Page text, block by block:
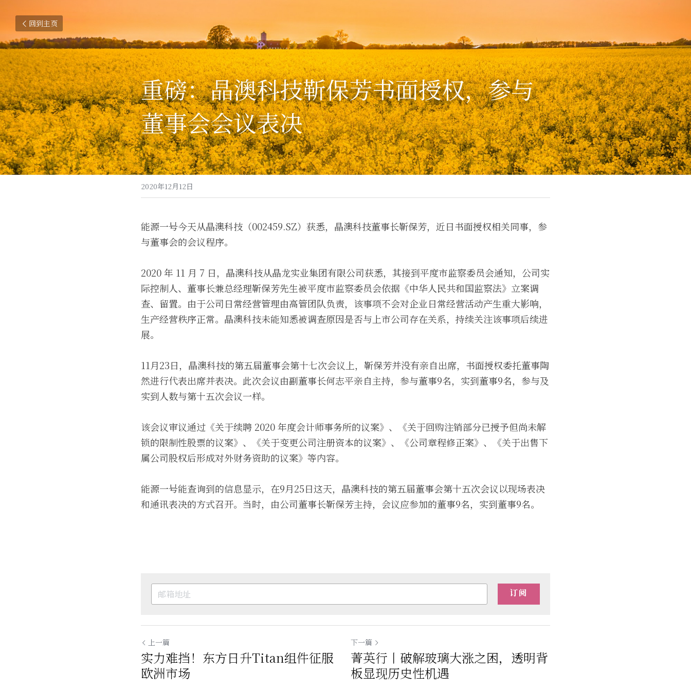
回到主页
重磅：晶澳科技靳保芳书面授权，参与
董事会会议表决
2020年12月12日
能源一号今天从晶澳科技（002459.SZ）获悉，晶澳科技董事长靳保芳，近日书面授权相关同事，参
与董事会的会议程序。
2020 年 11 月 7 日，晶澳科技从晶龙实业集团有限公司获悉，其接到平度市监察委员会通知，公司实
际控制人、董事长兼总经理靳保芳先生被平度市监察委员会依据《中华人民共和国监察法》立案调
查、留置。由于公司日常经营管理由高管团队负责，该事项不会对企业日常经营活动产生重大影响，
生产经营秩序正常。晶澳科技未能知悉被调查原因是否与上市公司存在关系，持续关注该事项后续进
展。
11月23日，晶澳科技的第五届董事会第十七次会议上，靳保芳并没有亲自出席，书面授权委托董事陶
然进行代表出席并表决。此次会议由副董事长何志平亲自主持，参与董事9名，实到董事9名，参与及
实到人数与第十五次会议一样。
该会议审议通过《关于续聘 2020 年度会计师事务所的议案》、《关于回购注销部分已授予但尚未解
锁的限制性股票的议案》、《关于变更公司注册资本的议案》、《公司章程修正案》、《关于出售下
属公司股权后形成对外财务资助的议案》等内容。
能源一号能查询到的信息显示，在9月25日这天，晶澳科技的第五届董事会第十五次会议以现场表决
和通讯表决的方式召开。当时，由公司董事长靳保芳主持，会议应参加的董事9名，实到董事9名。
订阅
上一篇
实力难挡！东方日升Titan组件征服
欧洲市场
下一篇
菁英行丨破解玻璃大涨之困，透明背
板显现历史性机遇